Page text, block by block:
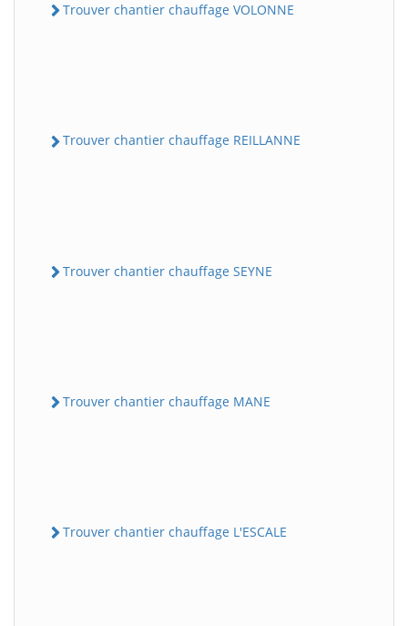
Trouver chantier chauffage VOLONNE
Trouver chantier chauffage REILLANNE
Trouver chantier chauffage SEYNE
Trouver chantier chauffage MANE
Trouver chantier chauffage L'ESCALE